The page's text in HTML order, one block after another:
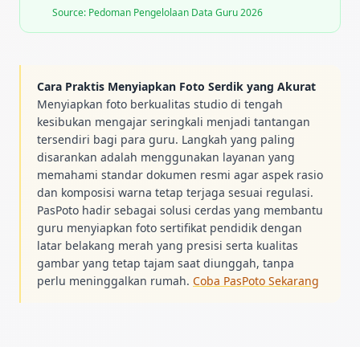
Source: Pedoman Pengelolaan Data Guru 2026
Cara Praktis Menyiapkan Foto Serdik yang Akurat
Menyiapkan foto berkualitas studio di tengah
kesibukan mengajar seringkali menjadi tantangan
tersendiri bagi para guru. Langkah yang paling
disarankan adalah menggunakan layanan yang
memahami standar dokumen resmi agar aspek rasio
dan komposisi warna tetap terjaga sesuai regulasi.
PasPoto hadir sebagai solusi cerdas yang membantu
guru menyiapkan foto sertifikat pendidik dengan
latar belakang merah yang presisi serta kualitas
gambar yang tetap tajam saat diunggah, tanpa
perlu meninggalkan rumah. Coba PasPoto Sekarang